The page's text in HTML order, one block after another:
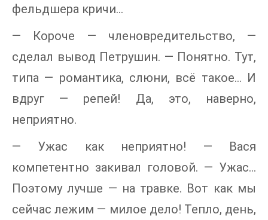
фельдшера кричи...
— Короче — членовредительство, —
сделал вывод Петрушин. — Понятно. Тут,
типа — романтика, слюни, всё такое... И
вдруг — репей! Да, это, наверно,
неприятно.
— Ужас как неприятно! — Вася
компетентно закивал головой. — Ужас...
Поэтому лучше — на травке. Вот как мы
сейчас лежим — милое дело! Тепло, день,